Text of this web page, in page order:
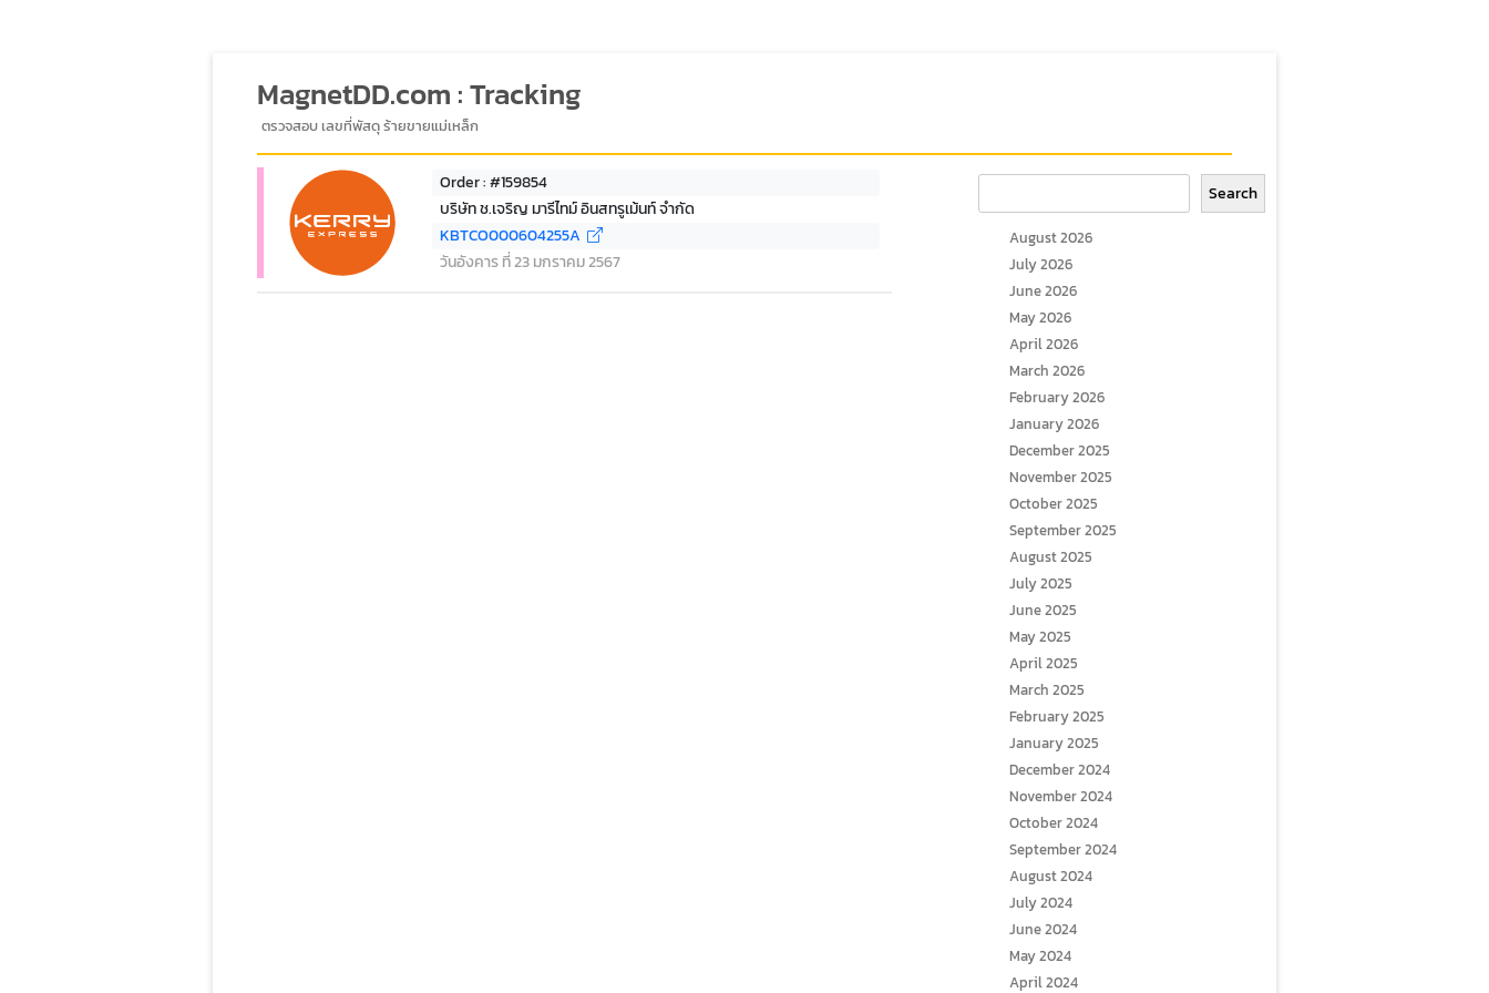
MagnetDD.com : Tracking
ตรวจสอบ เลขที่พัสดุ ร้ายขายแม่เหล็ก
Order : #159854
บริษัท ช.เจริญ มารีไทม์ อินสทรูเม้นท์ จำกัด
KBTCO000604255A
วันอังคาร ที่ 23 มกราคม 2567
Search
August 2026
July 2026
June 2026
May 2026
April 2026
March 2026
February 2026
January 2026
December 2025
November 2025
October 2025
September 2025
August 2025
July 2025
June 2025
May 2025
April 2025
March 2025
February 2025
January 2025
December 2024
November 2024
October 2024
September 2024
August 2024
July 2024
June 2024
May 2024
April 2024